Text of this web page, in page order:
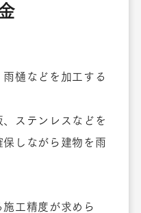
樋などを加工する
、ステンレスなどを
しながら建物を雨
施工精度が求めら